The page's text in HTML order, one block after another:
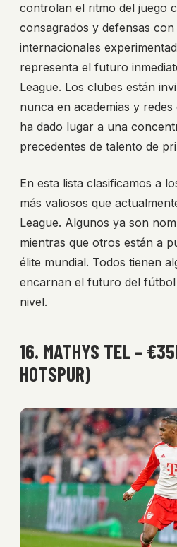
controlan el ritmo del juego
consagrados y defensas con
internacionales
representa el futuro
League. Los clubes están
nunca en academias y
ha dado lugar a una
precedentes de talento de
En esta lista clasificamos a
más valiosos que
League. Algunos ya son
mientras que otros están a
élite mundial. Todos tienen
encarnan el futuro del fútbol
nivel.
16. MATHYS TEL –
HOTSPUR)